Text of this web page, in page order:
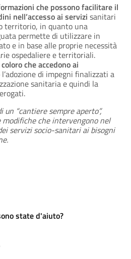
che possono facilitare il
nell’accesso ai servizi sanitari
territorio, in quanto una
permette di utilizzare in
e in base alle proprie necessità
ospedaliere e territoriali.
che accedono ai
di impegni finalizzati a
sanitaria e quindi la
“cantiere sempre aperto”,
che intervengono nel
servizi socio-sanitari ai bisogni
state d'aiuto?